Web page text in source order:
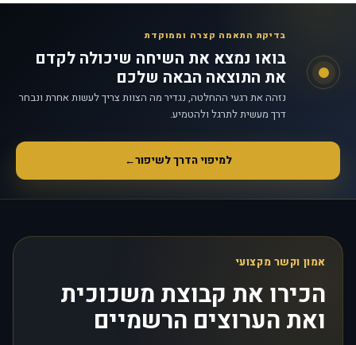
בדיקת התאמה קצרה וממוקדת
בואו נמצא את השיחה שיכולה לקדם
את התוצאה הבאה שלכם
נזהה את רגעי ההחלטה, נגדיר מה הצוות צריך לעשות אחרת ונבחר
דרך מעשית לתרגל ולהטמיע.
למיפוי הדרך לשיפור←
אמון וקשר מקצועי
הכירו את קבוצת משכוכית
ואת הערוצים הרשמיים